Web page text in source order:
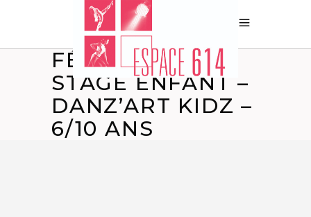
FÉVRIER 2022-
STAGE ENFANT –
DANZ’ART KIDZ –
6/10 ANS